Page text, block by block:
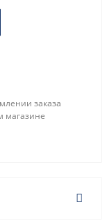
заказа
магазине